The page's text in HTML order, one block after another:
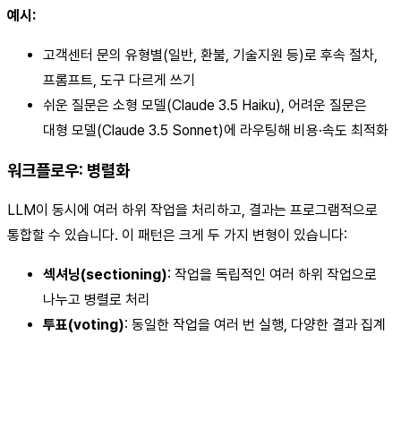
예시:
고객센터 문의 유형별(일반, 환불, 기술지원 등)로 후속 절차,
프롬프트, 도구 다르게 쓰기
쉬운 질문은 소형 모델(Claude 3.5 Haiku), 어려운 질문은
대형 모델(Claude 3.5 Sonnet)에 라우팅해 비용·속도 최적화
워크플로우: 병렬화
LLM이 동시에 여러 하위 작업을 처리하고, 결과는 프로그램적으로
통합할 수 있습니다. 이 패턴은 크게 두 가지 변형이 있습니다:
섹셔닝(sectioning): 작업을 독립적인 여러 하위 작업으로
나누고 병렬로 처리
투표(voting): 동일한 작업을 여러 번 실행, 다양한 결과 집계